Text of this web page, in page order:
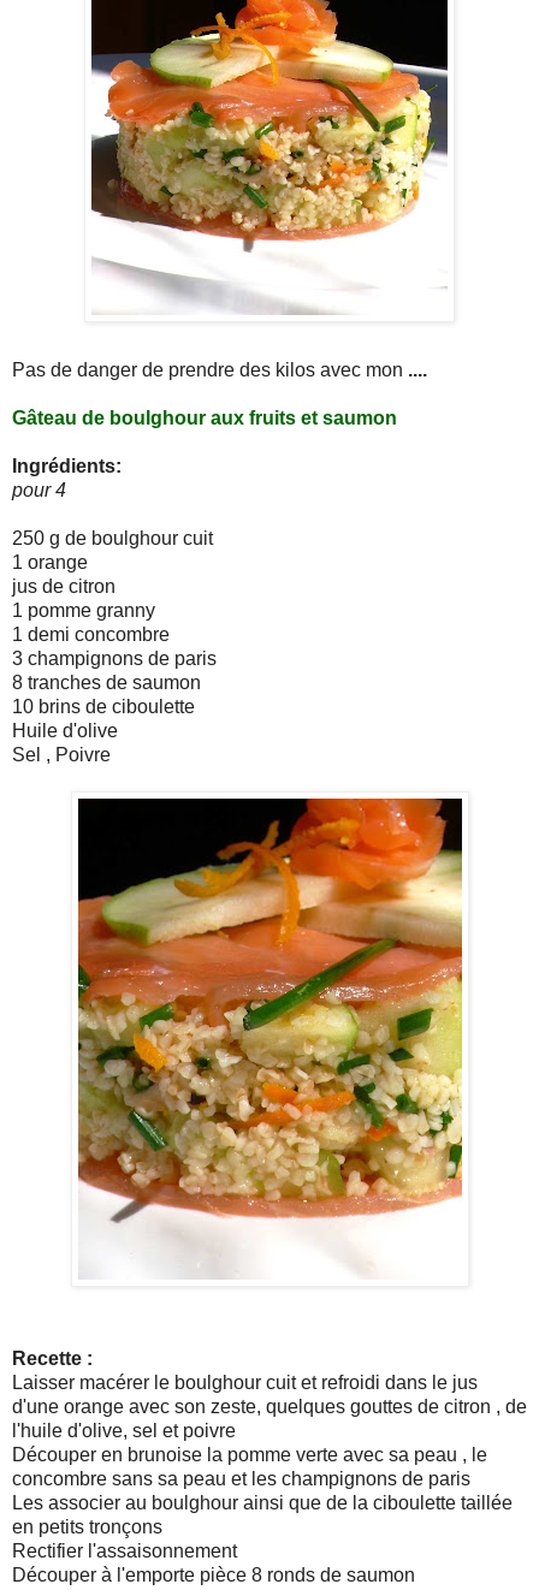
Pas de danger de prendre des kilos avec mon ....
Gâteau de boulghour aux fruits et saumon
Ingrédients:
pour 4
250 g de boulghour cuit
1 orange
jus de citron
1 pomme granny
1 demi concombre
3 champignons de paris
8 tranches de saumon
10 brins de ciboulette
Huile d'olive
Sel , Poivre
Recette :
Laisser macérer le boulghour cuit et refroidi dans le jus
d'une orange avec son zeste, quelques gouttes de citron , de
l'huile d'olive, sel et poivre
Découper en brunoise la pomme verte avec sa peau , le
concombre sans sa peau et les champignons de paris
Les associer au boulghour ainsi que de la ciboulette taillée
en petits tronçons
Rectifier l'assaisonnement
Découper à l'emporte pièce 8 ronds de saumon